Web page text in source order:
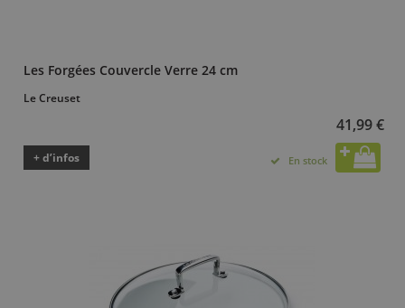
Les Forgées Couvercle Verre 24 cm
Le Creuset
41,99 €
+ d’infos En stock